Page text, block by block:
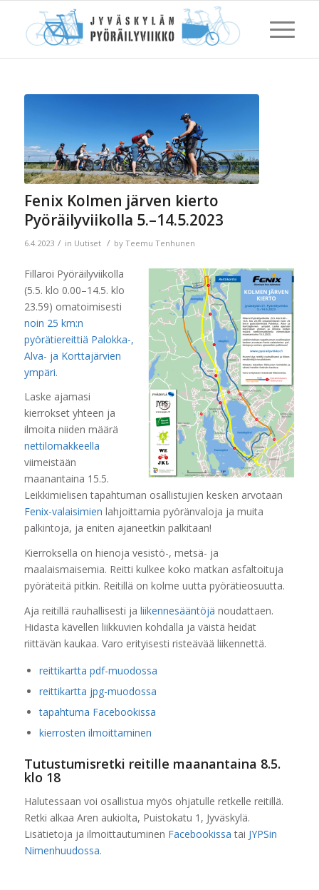
Fenix Kolmen järven kierto
Pyöräilyviikolla 5.–14.5.2023
6.4.2023 / in Uutiset / by Teemu Tenhunen
Fillaroi Pyöräilyviikolla
(5.5. klo 0.00–14.5. klo
23.59) omatoimisesti
noin 25 km:n
pyörätiereittiä Palokka-,
Alva- ja Korttajärvien
ympäri.
Laske ajamasi
kierrokset yhteen ja
ilmoita niiden määrä
nettilomakkeella
viimeistään
maanantaina 15.5.
Leikkimielisen tapahtuman osallistujien kesken arvotaan
Fenix-valaisimien lahjoittamia pyöränvaloja ja muita
palkintoja, ja eniten ajaneetkin palkitaan!
Kierroksella on hienoja vesistö-, metsä- ja
maalaismaisemia. Reitti kulkee koko matkan asfaltoituja
pyöräteitä pitkin. Reitillä on kolme uutta pyörätieosuutta.
Aja reitillä rauhallisesti ja liikennesääntöjä noudattaen.
Hidasta kävellen liikkuvien kohdalla ja väistä heidät
riittävän kaukaa. Varo erityisesti risteävää liikennettä.
reittikartta pdf-muodossa
reittikartta jpg-muodossa
tapahtuma Facebookissa
kierrosten ilmoittaminen
Tutustumisretki reitille maanantaina 8.5.
klo 18
Halutessaan voi osallistua myös ohjatulle retkelle reitillä.
Retki alkaa Aren aukiolta, Puistokatu 1, Jyväskylä.
Lisätietoja ja ilmoittautuminen Facebookissa tai JYPSin
Nimenhuudossa.